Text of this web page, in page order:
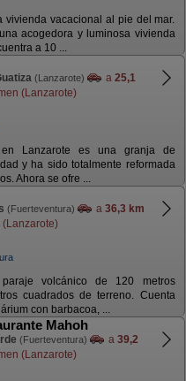
vivienda vacacional al pie del mar.
acogedora y luminosa vivienda
a 10 ...
(Lanzarote) a 25,1
(Lanzarote)
Lanzarote es una granja de
y ha sido totalmente reformada
Ahora se ofre ...
(Fuerteventura) a 36,3 km
volcánico de 120 metros
cuadrados de terreno. Cuenta
con barbacoa, ...
Mahoh
(Fuerteventura) a 39,2
(Lanzarote)